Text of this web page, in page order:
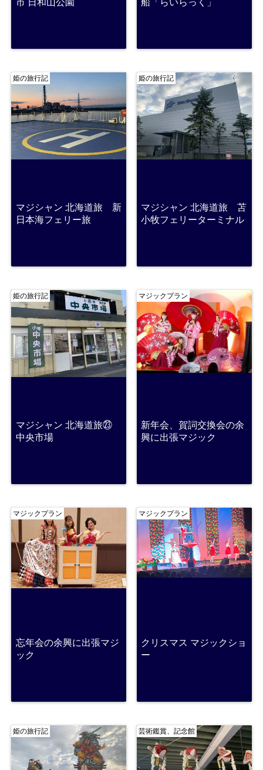
姫の旅行記
マジシャン 北海道旅 新
日本海フェリー旅
姫の旅行記
マジシャン 北海道旅 苫
小牧フェリーターミナル
姫の旅行記
マジシャン 北海道旅㉓
中央市場
マジックプラン
新年会、賀詞交換会の余
興に出張マジック
マジックプラン
忘年会の余興に出張マジ
ック
マジックプラン
クリスマス マジックショ
ー
姫の旅行記 芸術鑑賞、記念館